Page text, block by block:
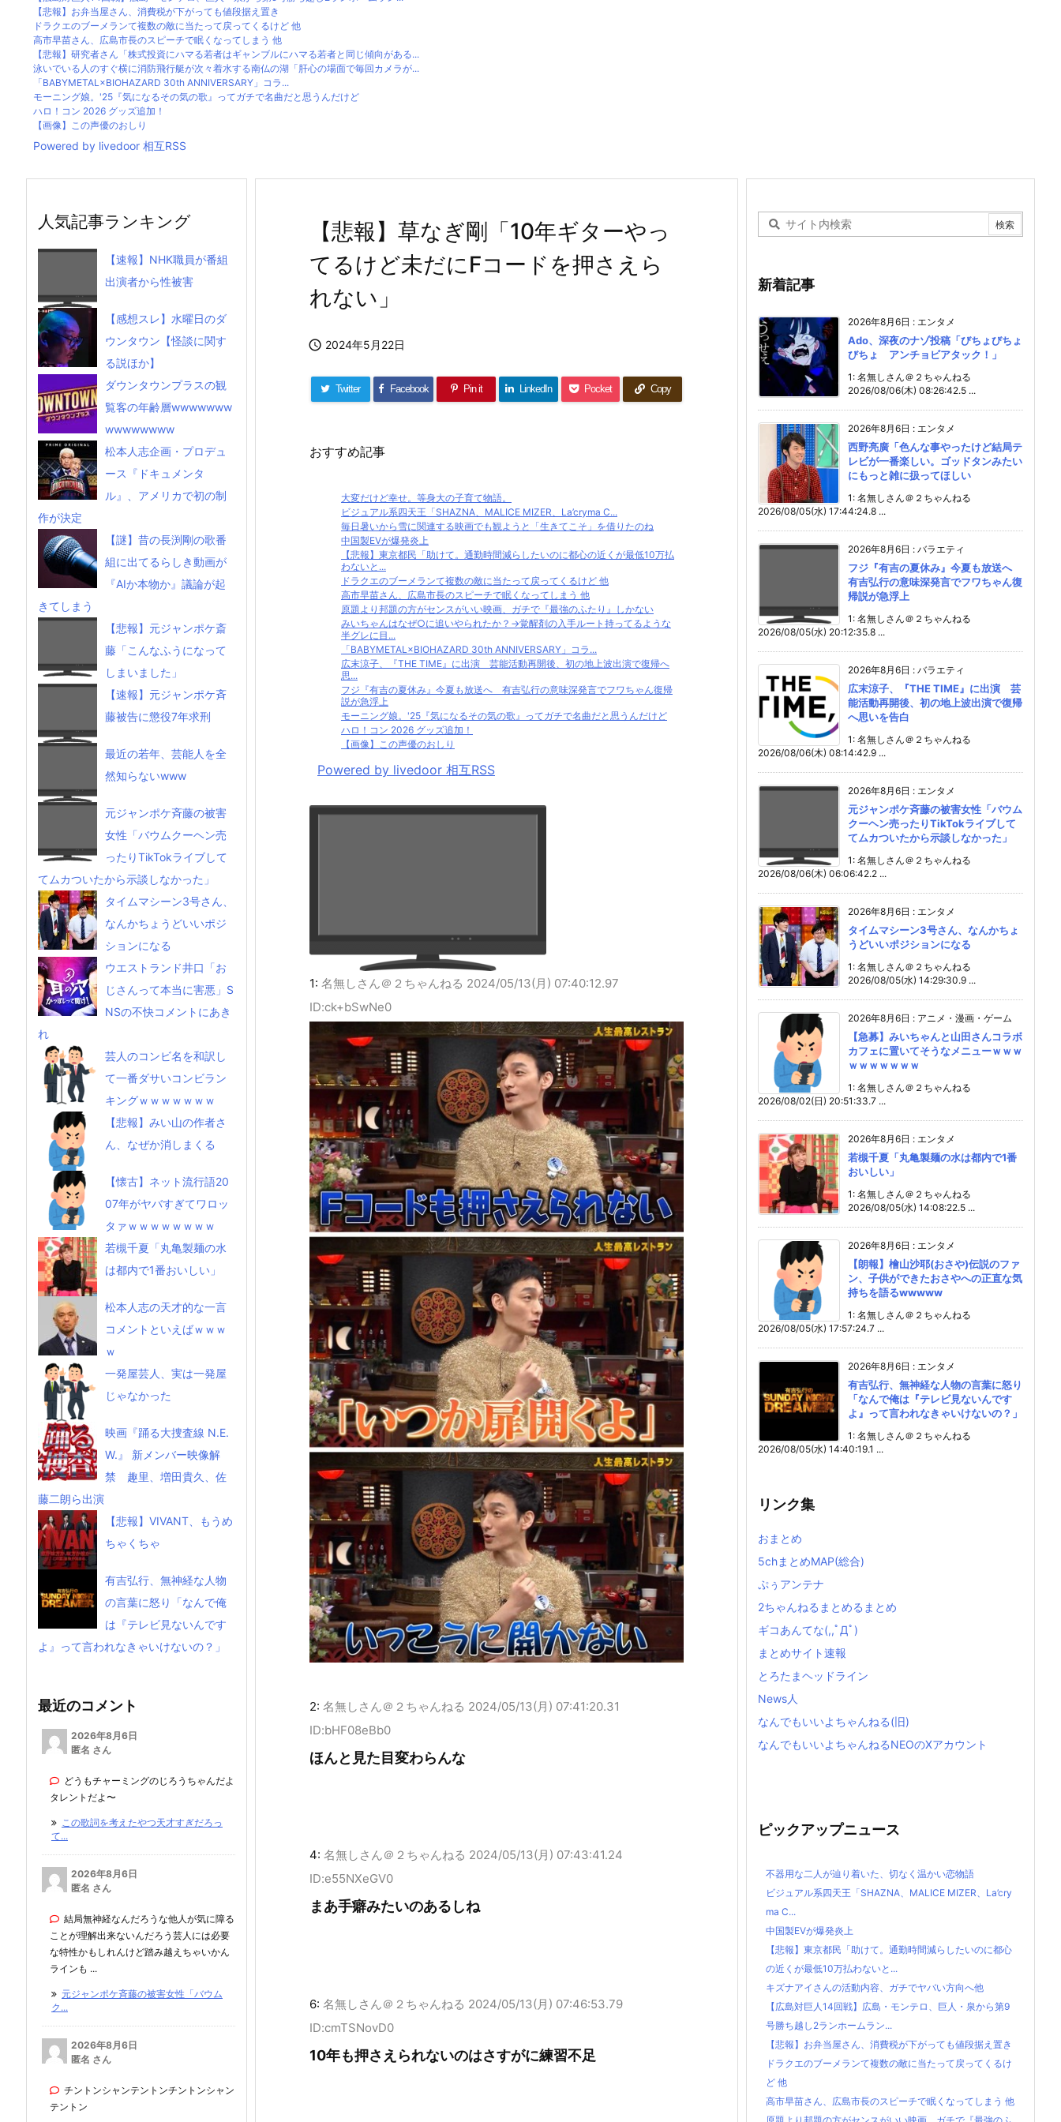
【悲報】お弁当屋さん、消費税が下がっても値段据え置き
ドラクエのブーメランて複数の敵に当たって戻ってくるけど 他
高市早苗さん、広島市長のスピーチで眠くなってしまう 他
【悲報】研究者さん「株式投資にハマる若者はギャンブルにハマる若者と同じ傾向がある...
泳いでいる人のすぐ横に消防飛行艇が次々着水する南仏の湖「肝心の場面で毎回カメラが...
「BABYMETAL×BIOHAZARD 30th ANNIVERSARY」コラ...
モーニング娘。'25『気になるその気の歌』ってガチで名曲だと思うんだけど
ハロ！コン 2026 グッズ追加！
【画像】この声優のおしり
Powered by livedoor 相互RSS
【悲報】草なぎ剛「10年ギターやっ
てるけど未だにFコードを押さえら
れない」
 2024年5月22日
Twitter Facebook Pin it LinkedIn Pocket Copy
おすすめ記事
大変だけど幸せ。等身大の子育て物語。
ビジュアル系四天王「SHAZNA、MALICE MIZER、La’cryma C...
毎日暑いから雪に関連する映画でも観ようと「生きてこそ」を借りたのね
中国製EVが爆発炎上
【悲報】東京都民「助けて。通勤時間減らしたいのに都心の近くが最低10万払
わないと...
ドラクエのブーメランて複数の敵に当たって戻ってくるけど 他
高市早苗さん、広島市長のスピーチで眠くなってしまう 他
原題より邦題の方がセンスがいい映画、ガチで『最強のふたり』しかない
みいちゃんはなぜ○に追いやられたか？→覚醒剤の入手ルート持ってるような
半グレに目...
「BABYMETAL×BIOHAZARD 30th ANNIVERSARY」コラ...
広末涼子、『THE TIME』に出演 芸能活動再開後、初の地上波出演で復帰へ
思...
フジ『有吉の夏休み』今夏も放送へ 有吉弘行の意味深発言でフワちゃん復帰
説が急浮上
モーニング娘。'25『気になるその気の歌』ってガチで名曲だと思うんだけど
ハロ！コン 2026 グッズ追加！
【画像】この声優のおしり
Powered by livedoor 相互RSS
1: 名無しさん＠２ちゃんねる 2024/05/13(月) 07:40:12.97
ID:ck+bSwNe0
2: 名無しさん＠２ちゃんねる 2024/05/13(月) 07:41:20.31
ID:bHF08eBb0
ほんと見た目変わらんな
4: 名無しさん＠２ちゃんねる 2024/05/13(月) 07:43:41.24
ID:e55NXeGV0
まあ手癖みたいのあるしね
6: 名無しさん＠２ちゃんねる 2024/05/13(月) 07:46:53.79
ID:cmTSNovD0
10年も押さえられないのはさすがに練習不足
人気記事ランキング
【速報】NHK職員が番組
出演者から性被害
【感想スレ】水曜日のダ
ウンタウン【怪談に関す
る説ほか】
ダウンタウンプラスの観
覧客の年齢層wwwwwww
wwwwwwww
松本人志企画・プロデュ
ース『ドキュメンタ
ル』、アメリカで初の制
作が決定
【謎】昔の長渕剛の歌番
組に出てるらしき動画が
『AIか本物か』議論が起
きてしまう
【悲報】元ジャンポケ斎
藤「こんなふうになって
しまいました」
【速報】元ジャンポケ斉
藤被告に懲役7年求刑
最近の若年、芸能人を全
然知らないwww
元ジャンポケ斉藤の被害
女性「バウムクーヘン売
ったりTikTokライブして
てムカついたから示談しなかった」
タイムマシーン3号さん、
なんかちょうどいいポジ
ションになる
ウエストランド井口「お
じさんって本当に害悪」S
NSの不快コメントにあき
れ
芸人のコンビ名を和訳し
て一番ダサいコンビラン
キングｗｗｗｗｗｗｗ
【悲報】みい山の作者さ
ん、なぜか消しまくる
【懐古】ネット流行語20
07年がヤバすぎてワロッ
タァｗｗｗｗｗｗｗｗ
若槻千夏「丸亀製麺の水
は都内で1番おいしい」
松本人志の天才的な一言
コメントといえばｗｗｗ
ｗ
一発屋芸人、実は一発屋
じゃなかった
映画『踊る大捜査線 N.E.
W.』 新メンバー映像解
禁 趣里、増田貴久、佐
藤二朗ら出演
【悲報】VIVANT、もうめ
ちゃくちゃ
有吉弘行、無神経な人物
の言葉に怒り「なんで俺
は『テレビ見ないんです
よ』って言われなきゃいけないの？」
最近のコメント
2026年8月6日
匿名 さん
どうもチャーミングのじろうちゃんだよ
タレントだよ〜
この歌詞を考えたやつ天才すぎだろっ
て...
2026年8月6日
匿名 さん
結局無神経なんだろうな他人が気に障る
ことが理解出来ないんだろう芸人には必要
な特性かもしれんけど踏み越えちゃいかん
ラインも ...
元ジャンポケ斉藤の被害女性「バウム
ク...
2026年8月6日
匿名 さん
チントンシャンテントンチントンシャン
テントン
新着記事
2026年8月6日 : エンタメ
Ado、深夜のナゾ投稿「びちょびちょ
びちょ アンチョビアタック！」
1: 名無しさん＠２ちゃんねる
2026/08/06(木) 08:26:42.5 ...
2026年8月6日 : エンタメ
西野亮廣「色んな事やったけど結局テ
レビが一番楽しい。ゴッドタンみたい
にもっと雑に扱ってほしい
1: 名無しさん＠２ちゃんねる
2026/08/05(水) 17:44:24.8 ...
2026年8月6日 : バラエティ
フジ『有吉の夏休み』今夏も放送へ
有吉弘行の意味深発言でフワちゃん復
帰説が急浮上
1: 名無しさん＠２ちゃんねる
2026/08/05(水) 20:12:35.8 ...
2026年8月6日 : バラエティ
広末涼子、『THE TIME』に出演 芸
能活動再開後、初の地上波出演で復帰
へ思いを告白
1: 名無しさん＠２ちゃんねる
2026/08/06(木) 08:14:42.9 ...
2026年8月6日 : エンタメ
元ジャンポケ斉藤の被害女性「バウム
クーヘン売ったりTikTokライブして
てムカついたから示談しなかった」
1: 名無しさん＠２ちゃんねる
2026/08/06(木) 06:06:42.2 ...
2026年8月6日 : エンタメ
タイムマシーン3号さん、なんかちょ
うどいいポジションになる
1: 名無しさん＠２ちゃんねる
2026/08/05(水) 14:29:30.9 ...
2026年8月6日 : アニメ・漫画・ゲーム
【急募】みいちゃんと山田さんコラボ
カフェに置いてそうなメニューｗｗｗ
ｗｗｗｗｗｗｗ
1: 名無しさん＠２ちゃんねる
2026/08/02(日) 20:51:33.7 ...
2026年8月6日 : エンタメ
若槻千夏「丸亀製麺の水は都内で1番
おいしい」
1: 名無しさん＠２ちゃんねる
2026/08/05(水) 14:08:22.5 ...
2026年8月6日 : エンタメ
【朗報】檜山沙耶(おさや)伝説のファ
ン、子供ができたおさやへの正直な気
持ちを語るwwwww
1: 名無しさん＠２ちゃんねる
2026/08/05(水) 17:57:24.7 ...
2026年8月6日 : エンタメ
有吉弘行、無神経な人物の言葉に怒り
「なんで俺は『テレビ見ないんです
よ』って言われなきゃいけないの？」
1: 名無しさん＠２ちゃんねる
2026/08/05(水) 14:40:19.1 ...
リンク集
おまとめ
5chまとめMAP(総合)
ぷぅアンテナ
2ちゃんねるまとめるまとめ
ギコあんてな(,,ﾟДﾟ)
まとめサイト速報
とろたまヘッドライン
News人
なんでもいいよちゃんねる(旧)
なんでもいいよちゃんねるNEOのXアカウント
ピックアップニュース
不器用な二人が辿り着いた、切なく温かい恋物語
ビジュアル系四天王「SHAZNA、MALICE MIZER、La’cry
ma C...
中国製EVが爆発炎上
【悲報】東京都民「助けて。通勤時間減らしたいのに都心
の近くが最低10万払わないと...
キズナアイさんの活動内容、ガチでヤバい方向へ他
【広島対巨人14回戦】広島・モンテロ、巨人・泉から第9
号勝ち越し2ランホームラン...
【悲報】お弁当屋さん、消費税が下がっても値段据え置き
ドラクエのブーメランて複数の敵に当たって戻ってくるけ
ど 他
高市早苗さん、広島市長のスピーチで眠くなってしまう 他